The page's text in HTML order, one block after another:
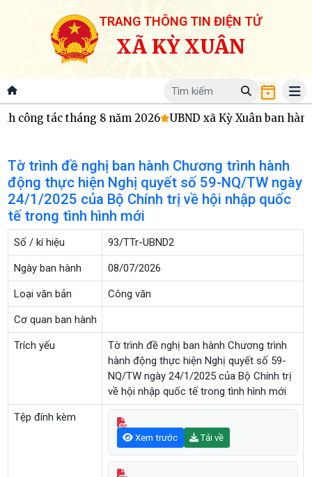
TRANG THÔNG TIN ĐIỆN TỬ
XÃ KỲ XUÂN
công tác tháng 8 năm 2026 UBND xã Kỳ Xuân ban
Tờ trình đề nghị ban hành Chương trình hành
động thực hiện Nghị quyết số 59-NQ/TW ngày
24/1/2025 của Bộ Chính trị về hội nhập quốc
tế trong tình hình mới
Số / kí hiệu 93/TTr-UBND2
Ngày ban hành 08/07/2026
Loại văn bản Công văn
Cơ quan ban hành
Trích yếu
Tờ trình đề nghị ban hành Chương trình
hành động thực hiện Nghị quyết số 59-
NQ/TW ngày 24/1/2025 của Bộ Chính trị
về hội nhập quốc tế trong tình hình mới
Tệp đính kèm
Xem trước Tải về